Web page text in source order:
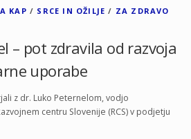
KAP / SRCE IN OŽILJE / ZA ZDRAVO
– pot zdravila od razvoja
uporabe
z dr. Luko Peternelom, vodjo
centru Slovenije (RCS) v podjetju